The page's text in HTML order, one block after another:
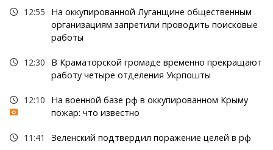
12:55
На оккупированной Луганщине общественным
организациям запретили проводить поисковые
работы
12:30
В Краматорской громаде временно прекращают
работу четыре отделения Укрпошты
12:10
На военной базе рф в оккупированном Крыму
пожар: что известно
11:41 Зеленский подтвердил поражение целей в рф